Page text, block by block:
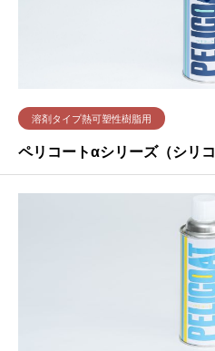
溶剤タイプ熱可塑性樹脂用
ペリコートαシリーズ（シリコ